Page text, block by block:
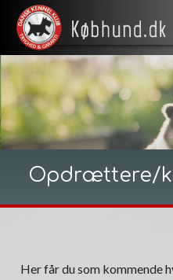
Opdrættere/
Her får du som kommende